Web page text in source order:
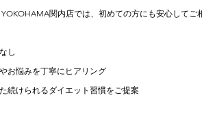
YOKOHAMA関内店では、初めての方にも安心してご
し
お悩みを丁寧にヒアリング
続けられるダイエット習慣をご提案